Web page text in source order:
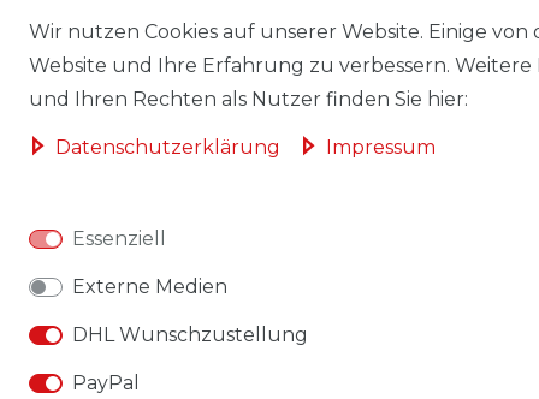
Wir nutzen Cookies auf unserer Website. Einige
Website und Ihre Erfahrung zu verbessern.
und Ihren Rechten als Nutzer finden Sie hier:
Daten­schutz­erklärung Impressum
Essenziell
Externe Medien
DHL Wunschzustellung
PayPal